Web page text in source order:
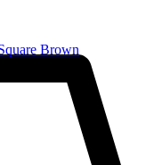
Brown